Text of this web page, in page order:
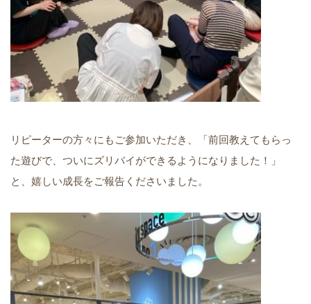
リピーターの方々にもご参加いただき、「前回教えてもらっ
た遊びで、ついにズリバイができるようになりました！」
と、嬉しい成長をご報告くださいました。